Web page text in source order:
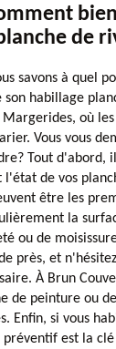
de
savons à quel
habillage
où
Vous vous
Tout d'abord,
de vos
être les
la
ou de
près, et
À Brun
de peinture ou
Enfin, si vous
est la